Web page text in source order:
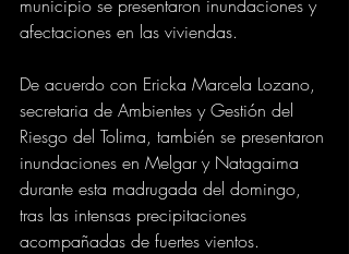
municipio se presentaron inundaciones y
afectaciones en las viviendas.
De acuerdo con Ericka Marcela Lozano,
secretaria de Ambientes y Gestión del
Riesgo del Tolima, también se presentaron
inundaciones en Melgar y Natagaima
durante esta madrugada del domingo,
tras las intensas precipitaciones
acompañadas de fuertes vientos.